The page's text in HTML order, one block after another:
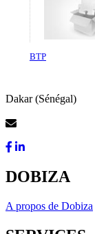
BTP
Dakar (Sénégal)
DOBIZA
A propos de Dobiza